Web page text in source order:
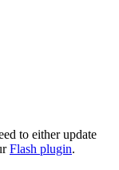
to either update
Flash plugin.